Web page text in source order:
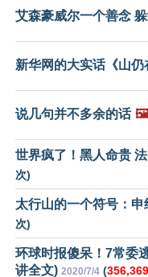
艾森豪威尔一个善念
新华网的大实话《山仍
说几句并不多余的话 🖼️
世界疯了！黑人命贵
次)
太行山的一个符号：
次)
环球时报傻呆！7常委
讲全文) 2020/7/4 (356,369